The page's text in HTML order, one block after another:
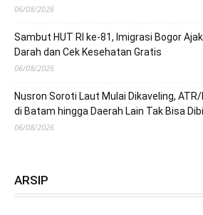
06/08/2026
Sambut HUT RI ke-81, Imigrasi Bogor
Darah dan Cek Kesehatan Gratis
06/08/2026
Nusron Soroti Laut Mulai Dikaveling,
di Batam hingga Daerah Lain Tak Bisa
06/08/2026
ARSIP